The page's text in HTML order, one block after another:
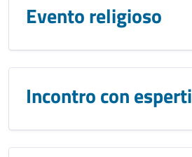
Evento religioso
Incontro con esperti